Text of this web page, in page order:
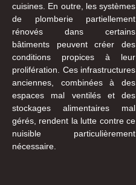
cuisines. En outre, les systèmes
de plomberie partiellement
rénovés dans certains
bâtiments peuvent créer des
conditions propices à leur
prolifération. Ces infrastructures
anciennes, combinées à des
espaces mal ventilés et des
stockages alimentaires mal
gérés, rendent la lutte contre ce
nuisible particulièrement
nécessaire.